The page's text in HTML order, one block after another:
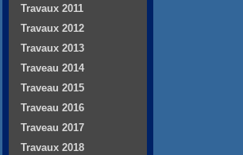
Travaux 2011
Travaux 2012
Travaux 2013
Traveau 2014
Traveau 2015
Traveau 2016
Traveau 2017
Travaux 2018